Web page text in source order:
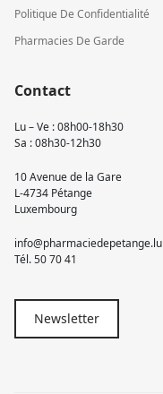
Politique De Confidentialité
Pharmacies De Garde
Contact
Lu – Ve : 08h00-18h30
Sa : 08h30-12h30
10 Avenue de la Gare
L-4734 Pétange
Luxembourg
info@pharmaciedepetange.lu
Tél.50 70 41
Newsletter